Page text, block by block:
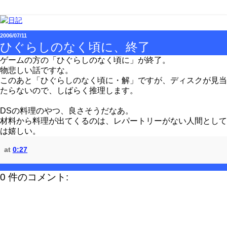
2006/07/11
ひぐらしのなく頃に、終了
ゲームの方の「ひぐらしのなく頃に」が終了。
物悲しい話ですな。
このあと「ひぐらしのなく頃に・解」ですが、ディスクが見当
たらないので、しばらく推理します。
DSの料理のやつ、良さそうだなあ。
材料から料理が出てくるのは、レパートリーがない人間として
は嬉しい。
at 0:27
0 件のコメント: